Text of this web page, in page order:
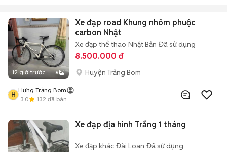
12 giờ trước 6
Xe đạp road Khung nhôm phuộc
carbon Nhật
Xe đạp thể thao Nhật Bản Đã sử dụng
8.500.000 đ
Huyện Trảng Bom
H
Hưng Trảng Bom
3.0
132 đã bán
Xe đạp địa hình Trắng 1 tháng
Xe đạp khác Đài Loan Đã sử dụng